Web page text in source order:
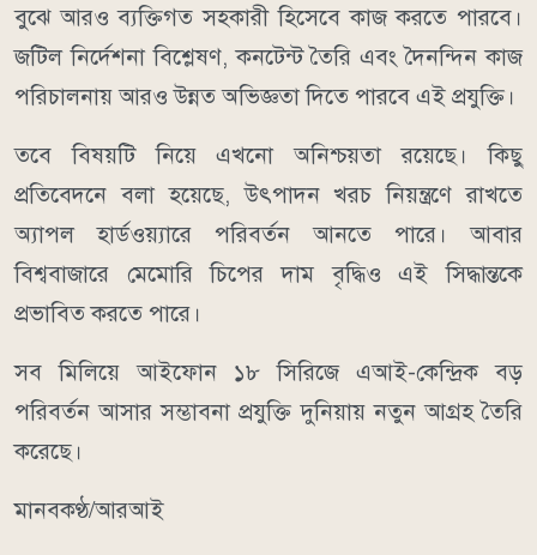
বুঝে আরও ব্যক্তিগত সহকারী হিসেবে কাজ করতে পারবে।
জটিল নির্দেশনা বিশ্লেষণ, কনটেন্ট তৈরি এবং দৈনন্দিন কাজ
পরিচালনায় আরও উন্নত অভিজ্ঞতা দিতে পারবে এই প্রযুক্তি।
তবে বিষয়টি নিয়ে এখনো অনিশ্চয়তা রয়েছে। কিছু
প্রতিবেদনে বলা হয়েছে, উৎপাদন খরচ নিয়ন্ত্রণে রাখতে
অ্যাপল হার্ডওয়্যারে পরিবর্তন আনতে পারে। আবার
বিশ্ববাজারে মেমোরি চিপের দাম বৃদ্ধিও এই সিদ্ধান্তকে
প্রভাবিত করতে পারে।
সব মিলিয়ে আইফোন ১৮ সিরিজে এআই-কেন্দ্রিক বড়
পরিবর্তন আসার সম্ভাবনা প্রযুক্তি দুনিয়ায় নতুন আগ্রহ তৈরি
করেছে।
মানবকণ্ঠ/আরআই